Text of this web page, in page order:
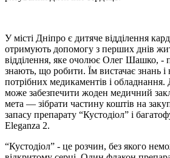
У місті Дніпро є дитяче відділення
отримують допомогу з перших днів
відділення, яке очолює Олег Шашко, -
знають, що робити. Їм вистачає знань
потрібних медикаментів і
може забезпечити жоден медичний
мета — зібрати частину коштів на
запасу препарату “Кустодіол” і
Eleganza 2.
“Кустодіол” - це розчин, без якого